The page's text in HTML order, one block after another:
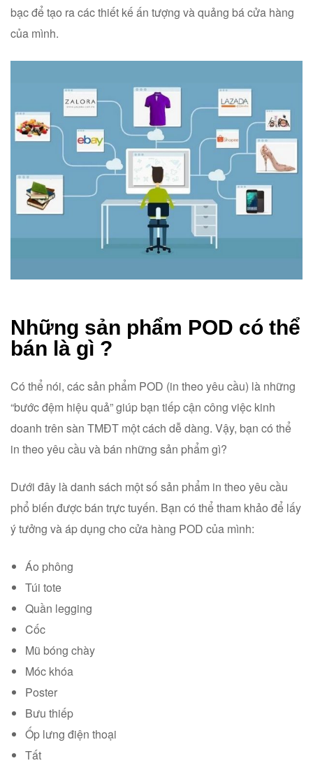
bạc để tạo ra các thiết kế ấn tượng và quảng bá cửa hàng
của mình.
Những sản phẩm POD có thể
bán là gì ?
Có thể nói, các sản phẩm POD (in theo yêu cầu) là những
“bước đệm hiệu quả” giúp bạn tiếp cận công việc kinh
doanh trên sàn TMĐT một cách dễ dàng. Vậy, bạn có thể
in theo yêu cầu và bán những sản phẩm gì?
Dưới đây là danh sách một số sản phẩm in theo yêu cầu
phổ biến được bán trực tuyến. Bạn có thể tham khảo để lấy
ý tưởng và áp dụng cho cửa hàng POD của mình:
Áo phông
Túi tote
Quần legging
Cốc
Mũ bóng chày
Móc khóa
Poster
Bưu thiếp
Ốp lưng điện thoại
Tất